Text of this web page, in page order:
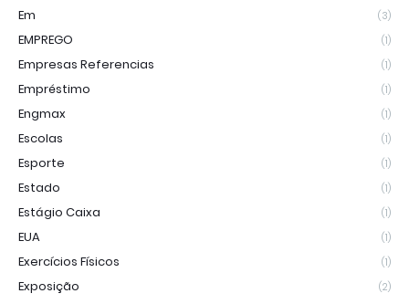
Em (3)
EMPREGO (1)
Empresas Referencias (1)
Empréstimo (1)
Engmax (1)
Escolas (1)
Esporte (1)
Estado (1)
Estágio Caixa (1)
EUA (1)
Exercícios Físicos (1)
Exposição (2)